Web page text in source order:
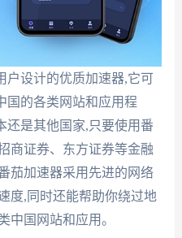
户设计的优质加速器,它可
国的各类网站和应用程
还是其他国家,只要使用番
商证券、东方证券等金融
茄加速器采用先进的网络
度,同时还能帮助你绕过地
中国网站和应用。